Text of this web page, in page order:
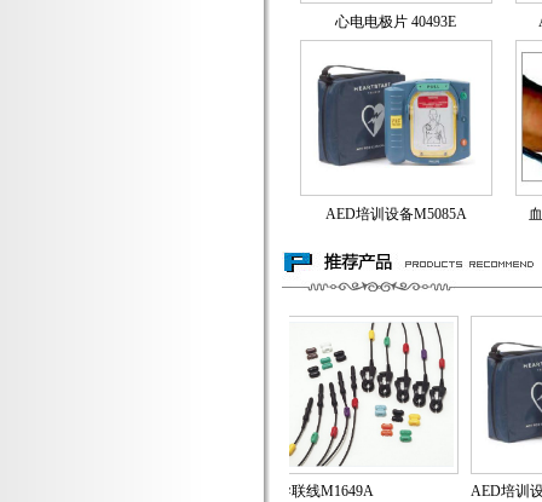
心电电极片 40493E
AED培训设备M5085A
导联线M1649A AED培训设备